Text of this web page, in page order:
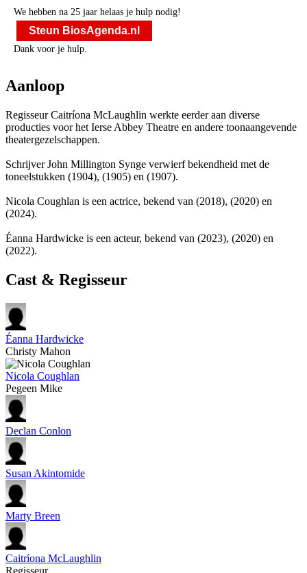
We hebben na 25 jaar helaas je hulp nodig!
Steun BiosAgenda.nl
Dank voor je hulp.
Aanloop
Regisseur Caitríona McLaughlin werkte eerder aan diverse
producties voor het Ierse Abbey Theatre en andere toonaangevende
theatergezelschappen.
Schrijver John Millington Synge verwierf bekendheid met de
toneelstukken (1904), (1905) en (1907).
Nicola Coughlan is een actrice, bekend van (2018), (2020) en
(2024).
Éanna Hardwicke is een acteur, bekend van (2023), (2020) en
(2022).
Cast & Regisseur
Éanna Hardwicke
Christy Mahon
Nicola Coughlan
Pegeen Mike
Declan Conlon
Susan Akintomide
Marty Breen
Caitríona McLaughlin
Regisseur